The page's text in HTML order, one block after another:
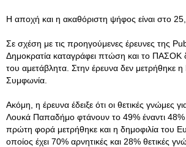
Η αποχή και η ακαθόριστη ψήφος είναι στο
Σε σχέση με τις προηγούμενες έρευνες της
Δημοκρατία καταγράφει πτώση και το ΠΑΣΟΚ
του αμετάβλητα. Στην έρευνα δεν μετρήθηκε η
Συμφωνία.
Ακόμη, η έρευνα έδειξε ότι οι θετικές γνώμες
Λουκά Παπαδήμο φτάνουν το 49% έναντι 48%
πρώτη φορά μετρήθηκε και η δημοφιλία του
οποίος έχει 70% αρνητικές και 28% θετικές